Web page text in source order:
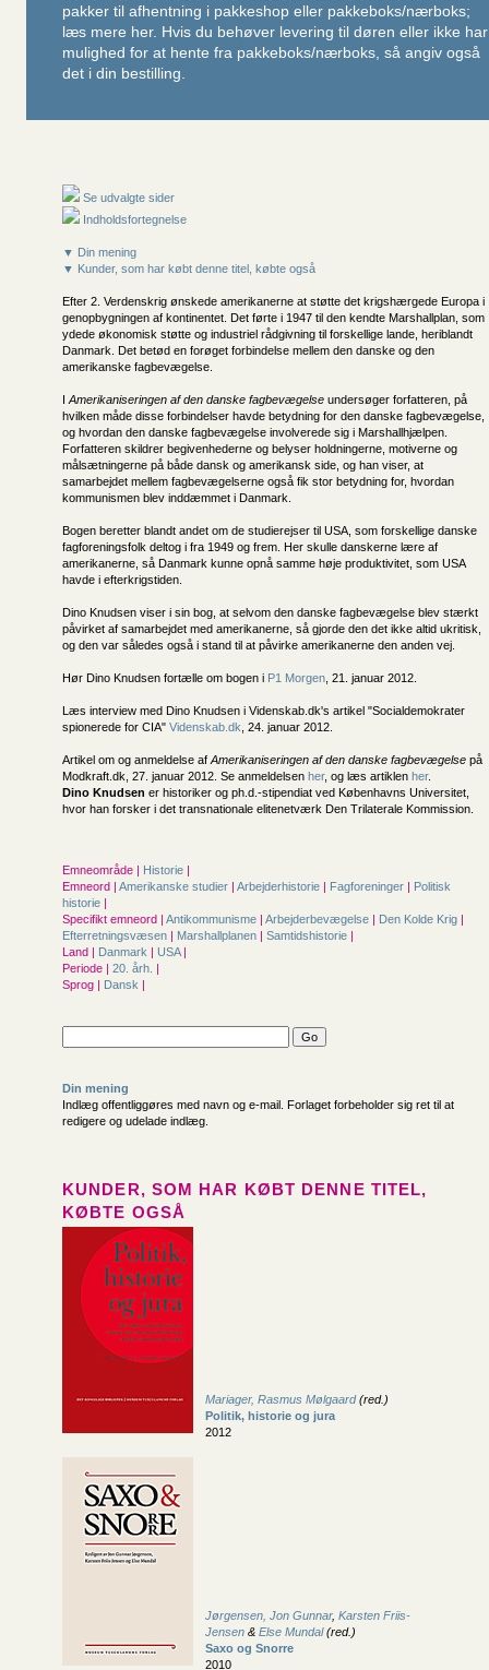
pakker til afhentning i pakkeshop eller pakkeboks/nærboks;
læs mere her. Hvis du behøver levering til døren eller ikke har
mulighed for at hente fra pakkeboks/nærboks, så angiv også
det i din bestilling.
Se udvalgte sider
Indholdsfortegnelse
▼ Din mening
▼ Kunder, som har købt denne titel, købte også
Efter 2. Verdenskrig ønskede amerikanerne at støtte det krigshærgede Europa i
genopbygningen af kontinentet. Det førte i 1947 til den kendte Marshallplan, som
ydede økonomisk støtte og industriel rådgivning til forskellige lande, heriblandt
Danmark. Det betød en forøget forbindelse mellem den danske og den
amerikanske fagbevægelse.
I Amerikaniseringen af den danske fagbevægelse undersøger forfatteren, på
hvilken måde disse forbindelser havde betydning for den danske fagbevægelse,
og hvordan den danske fagbevægelse involverede sig i Marshallhjælpen.
Forfatteren skildrer begivenhederne og belyser holdningerne, motiverne og
målsætningerne på både dansk og amerikansk side, og han viser, at
samarbejdet mellem fagbevægelserne også fik stor betydning for, hvordan
kommunismen blev inddæmmet i Danmark.
Bogen beretter blandt andet om de studierejser til USA, som forskellige danske
fagforeningsfolk deltog i fra 1949 og frem. Her skulle danskerne lære af
amerikanerne, så Danmark kunne opnå samme høje produktivitet, som USA
havde i efterkrigstiden.
Dino Knudsen viser i sin bog, at selvom den danske fagbevægelse blev stærkt
påvirket af samarbejdet med amerikanerne, så gjorde den det ikke altid ukritisk,
og den var således også i stand til at påvirke amerikanerne den anden vej.
Hør Dino Knudsen fortælle om bogen i P1 Morgen , 21. januar 2012.
Læs interview med Dino Knudsen i Videnskab.dk's artikel "Socialdemokrater
spionerede for CIA" Videnskab.dk , 24. januar 2012.
Artikel om og anmeldelse af Amerikaniseringen af den danske fagbevægelse på
Modkraft.dk, 27. januar 2012. Se anmeldelsen her, og læs artiklen her.
Dino Knudsen er historiker og ph.d.-stipendiat ved Københavns Universitet,
hvor han forsker i det transnationale elitenetværk Den Trilaterale Kommission.
Emneområde | Historie |
Emneord | Amerikanske studier | Arbejderhistorie | Fagforeninger | Politisk
historie |
Specifikt emneord | Antikommunisme | Arbejderbevægelse | Den Kolde Krig |
Efterretningsvæsen | Marshallplanen | Samtidshistorie |
Land | Danmark | USA |
Periode | 20. årh. |
Sprog | Dansk |
Din mening
Indlæg offentliggøres med navn og e-mail. Forlaget forbeholder sig ret til at
redigere og udelade indlæg.
KUNDER, SOM HAR KØBT DENNE TITEL,
KØBTE OGSÅ
Mariager, Rasmus Mølgaard(red.)
Politik, historie og jura
2012
Jørgensen, Jon Gunnar, Karsten Friis-
Jensen & Else Mundal(red.)
Saxo og Snorre
2010